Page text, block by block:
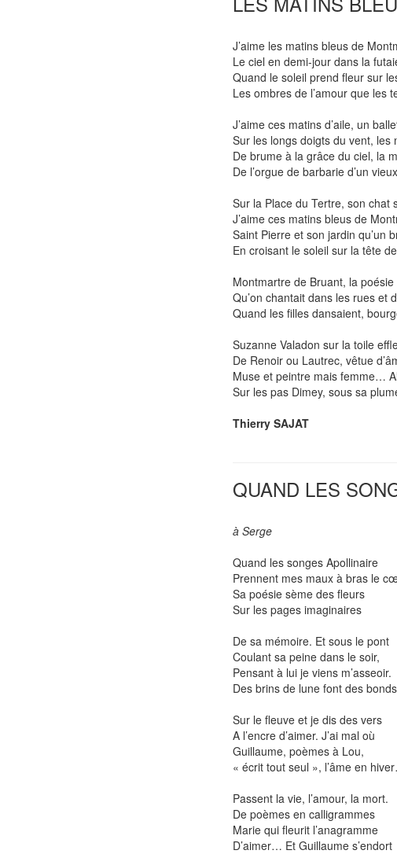
J’aime les matins bleus de
Le ciel en demi-jour dans la
Quand le soleil prend fleur sur
Les ombres de l’amour que les
J’aime ces matins d’aile, un
Sur les longs doigts du vent, les
De brume à la grâce du ciel, la
De l’orgue de barbarie d’un
Sur la Place du Tertre, son chat
J’aime ces matins bleus de
Saint Pierre et son jardin qu’un
En croisant le soleil sur la tête
Montmartre de Bruant, la poésie
Qu’on chantait dans les rues et
Quand les filles dansaient,
Suzanne Valadon sur la toile
De Renoir ou Lautrec, vêtue
Muse et peintre mais femme…
Sur les pas Dimey, sous sa
Thierry SAJAT
QUAND LES
à Serge
Quand les songes Apollinaire
Prennent mes maux à bras le
Sa poésie sème des fleurs
Sur les pages imaginaires
De sa mémoire. Et sous le pont
Coulant sa peine dans le soir,
Pensant à lui je viens m’asseoir.
Des brins de lune font des bonds
Sur le fleuve et je dis des vers
A l’encre d’aimer. J’ai mal où
Guillaume, poèmes à Lou,
« écrit tout seul », l’âme en
Passent la vie, l’amour, la mort.
De poèmes en calligrammes
Marie qui fleurit l’anagramme
D’aimer… Et Guillaume s’endort